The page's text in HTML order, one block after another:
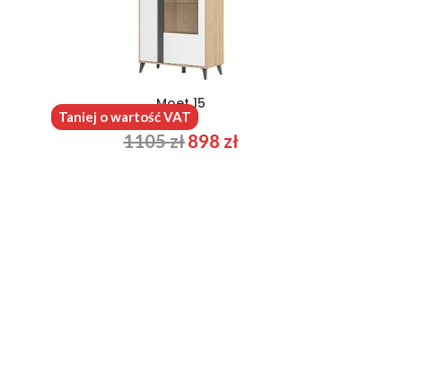
Moet 15
1105zł898 zł
Taniej o wartość VAT